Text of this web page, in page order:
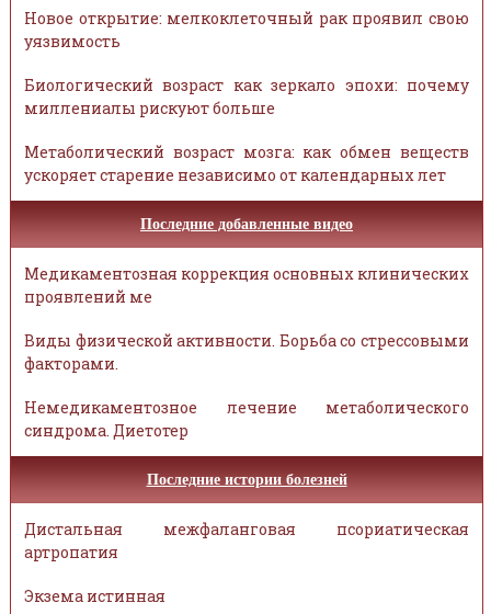
Новое открытие: мелкоклеточный рак проявил свою
уязвимость
Биологический возраст как зеркало эпохи: почему
миллениалы рискуют больше
Метаболический возраст мозга: как обмен веществ
ускоряет старение независимо от календарных лет
Последние добавленные видео
Медикаментозная коррекция основных клинических
проявлений ме
Виды физической активности. Борьба со стрессовыми
факторами.
Немедикаментозное лечение метаболического
синдрома. Диетотер
Последние истории болезней
Дистальная межфаланговая псориатическая
артропатия
Экзема истинная